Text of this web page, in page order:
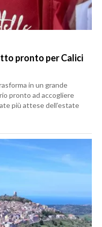
pronto per Calici
in un grande
pronto ad accogliere
più attese dell’estate